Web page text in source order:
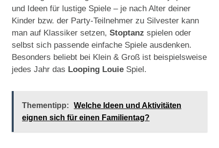
und Ideen für lustige Spiele – je nach Alter deiner
Kinder bzw. der Party-Teilnehmer zu Silvester kann
man auf Klassiker setzen, Stoptanz spielen oder
selbst sich passende einfache Spiele ausdenken.
Besonders beliebt bei Klein & Groß ist beispielsweise
jedes Jahr das Looping Louie Spiel.
Thementipp:
Welche Ideen und Aktivitäten
eignen sich für einen Familientag?